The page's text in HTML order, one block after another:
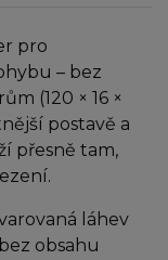
pro
– bez
(120 × 16 ×
postavě a
přesně tam,
láhev
obsahu